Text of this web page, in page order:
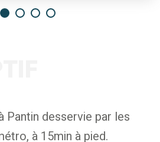
Pantin desservie par les
à 15min à pied.